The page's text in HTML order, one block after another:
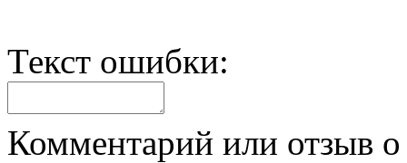
Текст ошибки:
Комментарий или отзыв о